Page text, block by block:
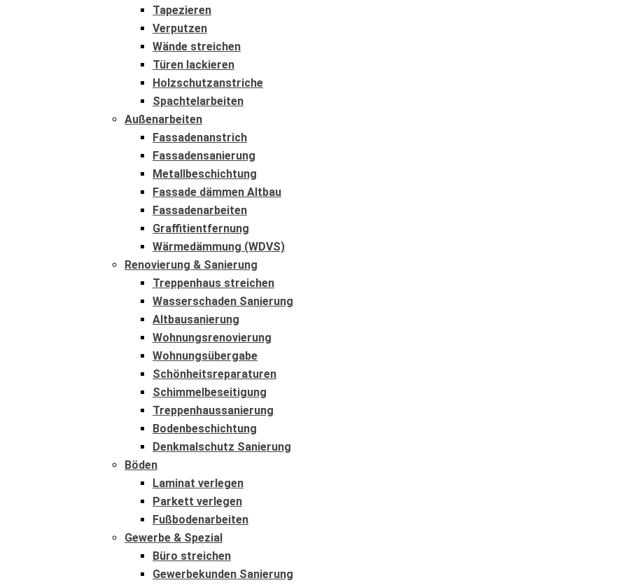
Tapezieren
Verputzen
Wände streichen
Türen lackieren
Holzschutzanstriche
Spachtelarbeiten
Außenarbeiten
Fassadenanstrich
Fassadensanierung
Metallbeschichtung
Fassade dämmen Altbau
Fassadenarbeiten
Graffitientfernung
Wärmedämmung (WDVS)
Renovierung & Sanierung
Treppenhaus streichen
Wasserschaden Sanierung
Altbausanierung
Wohnungsrenovierung
Wohnungsübergabe
Schönheitsreparaturen
Schimmelbeseitigung
Treppenhaussanierung
Bodenbeschichtung
Denkmalschutz Sanierung
Böden
Laminat verlegen
Parkett verlegen
Fußbodenarbeiten
Gewerbe & Spezial
Büro streichen
Gewerbekunden Sanierung